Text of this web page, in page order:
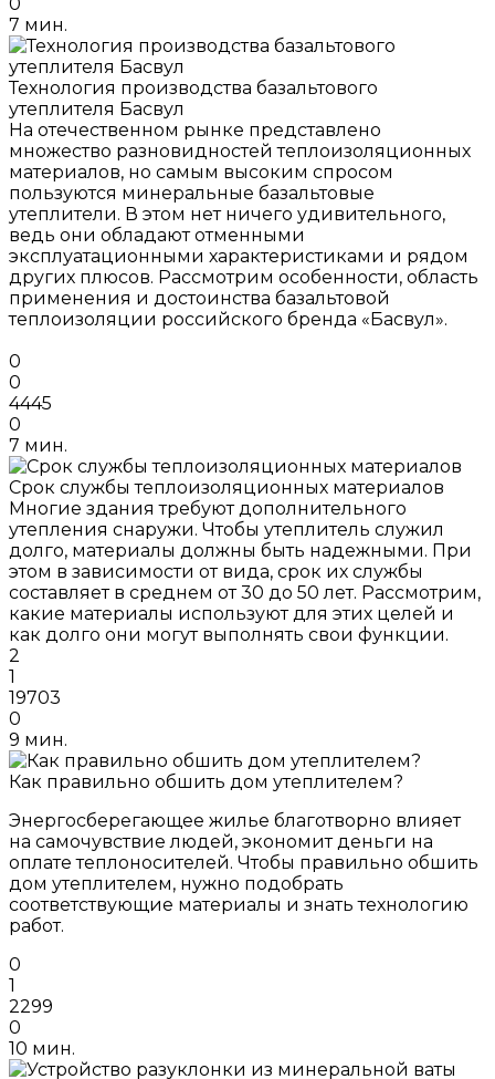
0
7 мин.
Технология производства базальтового
утеплителя Басвул
На отечественном рынке представлено
множество разновидностей теплоизоляционных
материалов, но самым высоким спросом
пользуются минеральные базальтовые
утеплители. В этом нет ничего удивительного,
ведь они обладают отменными
эксплуатационными характеристиками и рядом
других плюсов. Рассмотрим особенности, область
применения и достоинства базальтовой
теплоизоляции российского бренда «Басвул».
0
0
4445
0
7 мин.
Срок службы теплоизоляционных материалов
Многие здания требуют дополнительного
утепления снаружи. Чтобы утеплитель служил
долго, материалы должны быть надежными. При
этом в зависимости от вида, срок их службы
составляет в среднем от 30 до 50 лет. Рассмотрим,
какие материалы используют для этих целей и
как долго они могут выполнять свои функции.
2
1
19703
0
9 мин.
Как правильно обшить дом утеплителем?
Энергосберегающее жилье благотворно влияет
на самочувствие людей, экономит деньги на
оплате теплоносителей. Чтобы правильно обшить
дом утеплителем, нужно подобрать
соответствующие материалы и знать технологию
работ.
0
1
2299
0
10 мин.